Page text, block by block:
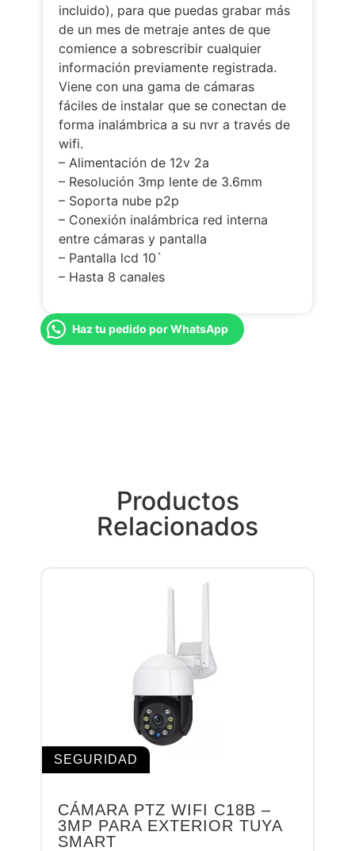
incluido), para que puedas grabar más
de un mes de metraje antes de que
comience a sobrescribir cualquier
información previamente registrada.
Viene con una gama de cámaras
fáciles de instalar que se conectan de
forma inalámbrica a su nvr a través de
wifi.
– Alimentación de 12v 2a
– Resolución 3mp lente de 3.6mm
– Soporta nube p2p
– Conexión inalámbrica red interna
entre cámaras y pantalla
– Pantalla lcd 10`
– Hasta 8 canales
Haz tu pedido por WhatsApp
Productos
Relacionados
SEGURIDAD
CÁMARA PTZ WIFI C18B –
3MP PARA EXTERIOR TUYA
SMART